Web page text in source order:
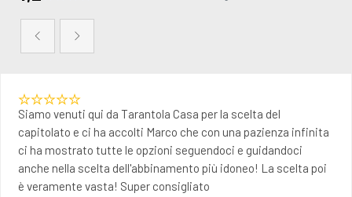
la scelta del
una pazienza infinita
e guidandoci
La scelta poi
Abbiamo acquistato piastrelle per
ci ha seguito Anna Leonetti molto
tutto. Il materiale a fine posa è ottimo.